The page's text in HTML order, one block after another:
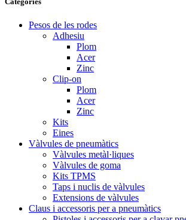
Pesos de les rodes
Adhesiu
Plom
Acer
Zinc
Clip-on
Plom
Acer
Zinc
Kits
Eines
Vàlvules de pneumàtics
Vàlvules metàl·liques
Vàlvules de goma
Kits TPMS
Taps i nuclis de vàlvules
Extensions de vàlvules
Claus i accessoris per a pneumàtics